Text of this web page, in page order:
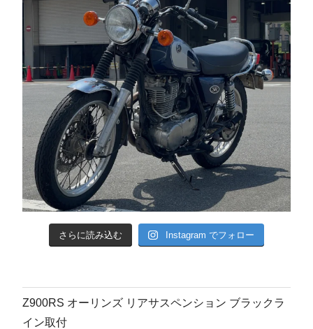
さらに読み込む Instagram でフォロー
Z900RS オーリンズ リアサスペンション ブラックラ
イン取付